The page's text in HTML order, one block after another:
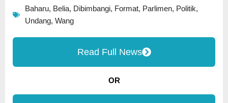
Baharu, Belia, Dibimbangi, Format, Parlimen, Politik,
Undang, Wang
Read Full News
OR